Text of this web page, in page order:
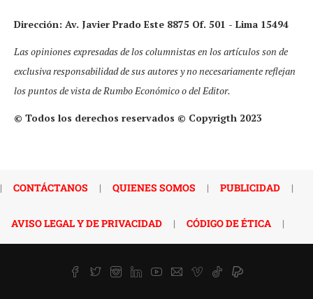
Dirección: Av. Javier Prado Este 8875 Of. 501 - Lima 15494
Las opiniones expresadas de los columnistas en los artículos son de
exclusiva responsabilidad de sus autores y no necesariamente reflejan
los puntos de vista de Rumbo Económico o del Editor.
© Todos los derechos reservados © Copyrigth 2023
| CONTÁCTANOS | QUIENES SOMOS | PUBLICIDAD |
AVISO LEGAL Y DE PRIVACIDAD | CÓDIGO DE ÉTICA |